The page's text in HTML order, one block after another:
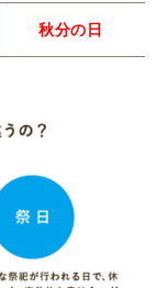
秋分の日